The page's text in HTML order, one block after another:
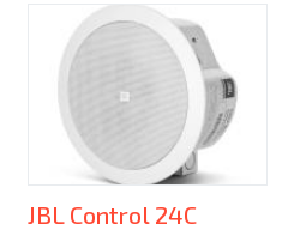
JBL Control 24C